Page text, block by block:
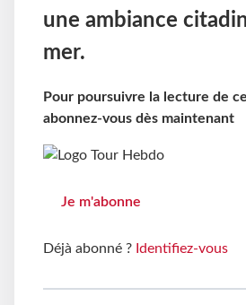
une ambiance
mer.
Pour poursuivre la lecture de
abonnez-vous dès maintenant
Je m'abonne
Déjà abonné ? Identifiez-vous